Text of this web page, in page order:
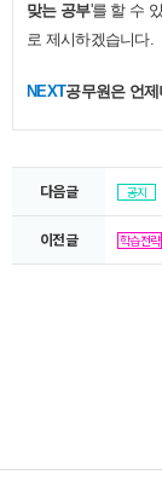
맞는 공부'를 할 수
로 제시하겠습니다.
NEXT공무원은 언
다음글 공지
이전글 학습전략